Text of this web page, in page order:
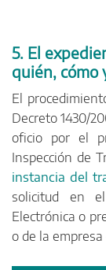
5. El
quién, cómo
El
Decreto 1430/
oficio por el
Inspección de
instancia del
solicitud en
Electrónica o
o de la empresa